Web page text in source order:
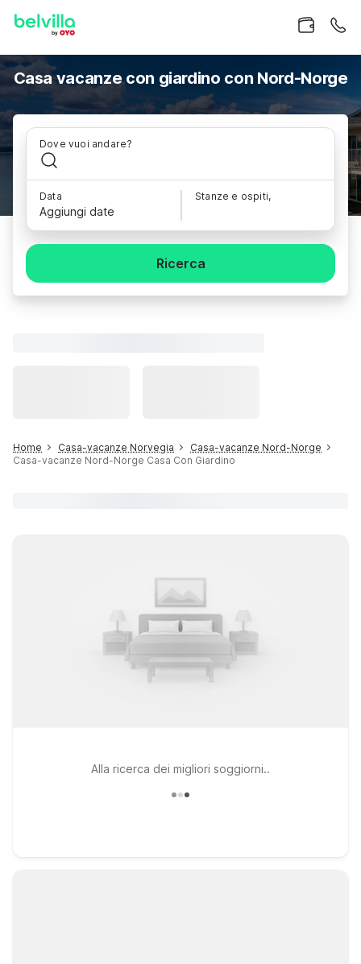
Casa vacanze con giardino con Nord-Norge
Dove vuoi andare?
Data
Aggiungi date
Stanze e ospiti,
Ricerca
Home Casa-vacanze Norvegia
Casa-vacanze Nord-Norge
Casa-vacanze Nord-Norge Casa Con Giardino
Alla ricerca dei migliori soggiorni..